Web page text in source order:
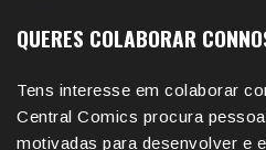
QUERES COLABORAR
Tens interesse em colaborar
Central Comics procura
motivadas para desenvolver e